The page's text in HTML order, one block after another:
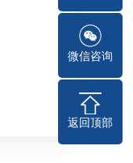
微信咨询
返回顶部